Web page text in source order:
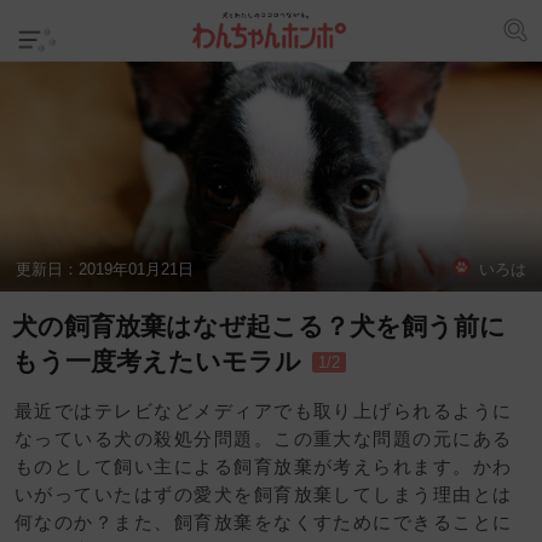
更新日： 2019年01月21日 いろは
犬の飼育放棄はなぜ起こる？犬を飼う前に
もう一度考えたいモラル
1/2
最近ではテレビなどメディアでも取り上げられるように
なっている犬の殺処分問題。この重大な問題の元にある
ものとして飼い主による飼育放棄が考えられます。かわ
いがっていたはずの愛犬を飼育放棄してしまう理由とは
何なのか？また、飼育放棄をなくすためにできることに